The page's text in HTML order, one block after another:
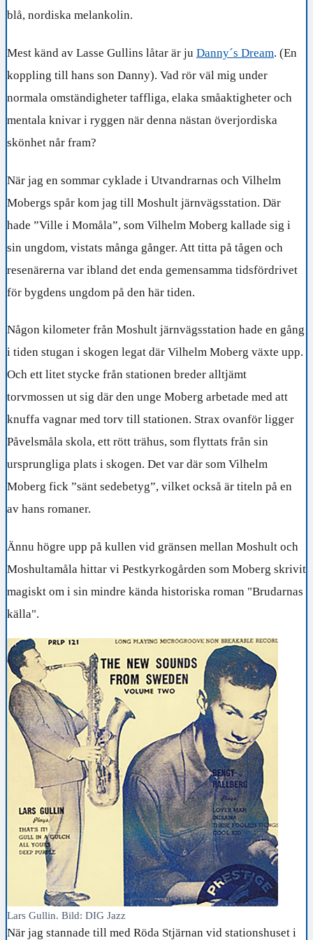
blå, nordiska melankolin.
Mest känd av Lasse Gullins låtar är ju Danny´s Dream. (En
koppling till hans son Danny). Vad rör väl mig under
normala omständigheter taffliga, elaka småaktigheter och
mentala knivar i ryggen när denna nästan överjordiska
skönhet når fram?
När jag en sommar cyklade i Utvandrarnas och Vilhelm
Mobergs spår kom jag till Moshult järnvägsstation. Där
hade ”Ville i Momåla”, som Vilhelm Moberg kallade sig i
sin ungdom, vistats många gånger. Att titta på tågen och
resenärerna var ibland det enda gemensamma tidsfördrivet
för bygdens ungdom på den här tiden.
Någon kilometer från Moshult järnvägsstation hade en gång
i tiden stugan i skogen legat där Vilhelm Moberg växte upp.
Och ett litet stycke från stationen breder alltjämt
torvmossen ut sig där den unge Moberg arbetade med att
knuffa vagnar med torv till stationen. Strax ovanför ligger
Påvelsmåla skola, ett rött trähus, som flyttats från sin
ursprungliga plats i skogen. Det var där som Vilhelm
Moberg fick ”sänt sedebetyg”, vilket också är titeln på en
av hans romaner.
Ännu högre upp på kullen vid gränsen mellan Moshult och
Moshultamåla hittar vi Pestkyrkogården som Moberg skrivit
magiskt om i sin mindre kända historiska roman "Brudarnas
källa".
Lars Gullin. Bild: DIG Jazz
När jag stannade till med Röda Stjärnan vid stationshuset i